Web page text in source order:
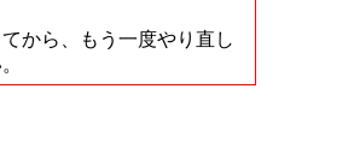
から、もう一度やり直し